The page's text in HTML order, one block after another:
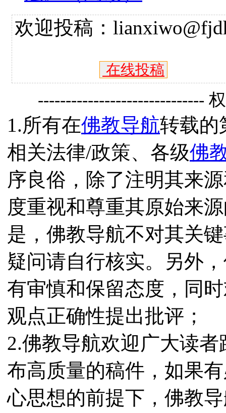
欢迎投稿：
在线投稿
------------------------------
1.所有在佛教导航转载的
相关法律/政策、各级佛
序良俗，除了注明其来
度重视和尊重其原始来
是，佛教导航不对其关
疑问请自行核实。另外
有审慎和保留态度，同
观点正确性提出批评；
2.佛教导航欢迎广大读
布高质量的稿件，如果
心思想的前提下，佛教